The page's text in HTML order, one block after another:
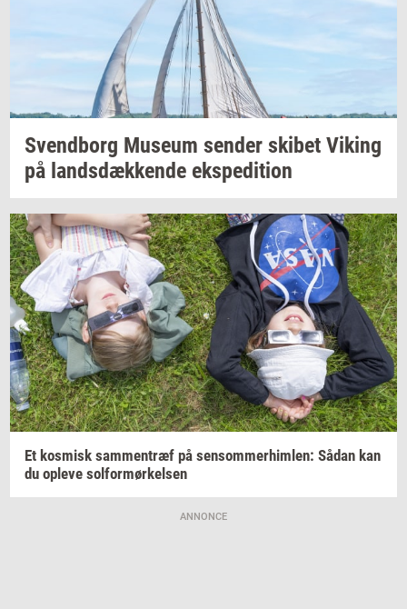
Svend­borg Mu­se­um sen­der ski­bet Viking
på lands­dæk­ken­de eks­pe­di­tion
Et kos­misk sam­men­træf på sen­som­mer­him­len: Sådan kan
du op­le­ve sol­for­mør­kel­sen
ANNONCE